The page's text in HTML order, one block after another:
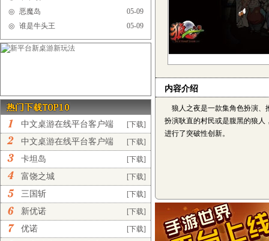
05-09
◎ 恶魔岛
05-09
◎ 谁是牛头王
[下载]
中文桌游在线平台客户端
完... [下载]
中文桌游在线平台客户端
正... [下载]
卡坦岛
[下载]
富饶之城
[下载]
三国斩
[下载]
新优诺
[下载]
优诺
内容介绍
狼人之夜是一款集角色扮演、
扮演耿直的村民或是腹黑的狼人
进行了突破性创新。